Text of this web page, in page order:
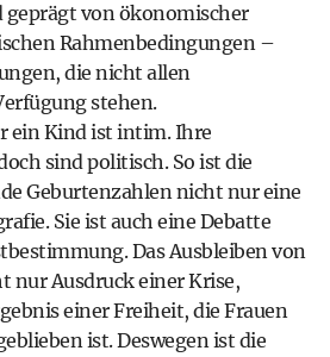
geprägt von ökonomischer
Rahmenbedingungen –
die nicht allen
stehen.
ein Kind ist intim. Ihre
sind politisch. So ist die
Geburtenzahlen nicht nur eine
Sie ist auch eine Debatte
Das Ausbleiben von
nur Ausdruck einer Krise,
einer Freiheit, die Frauen
ist. Deswegen ist die